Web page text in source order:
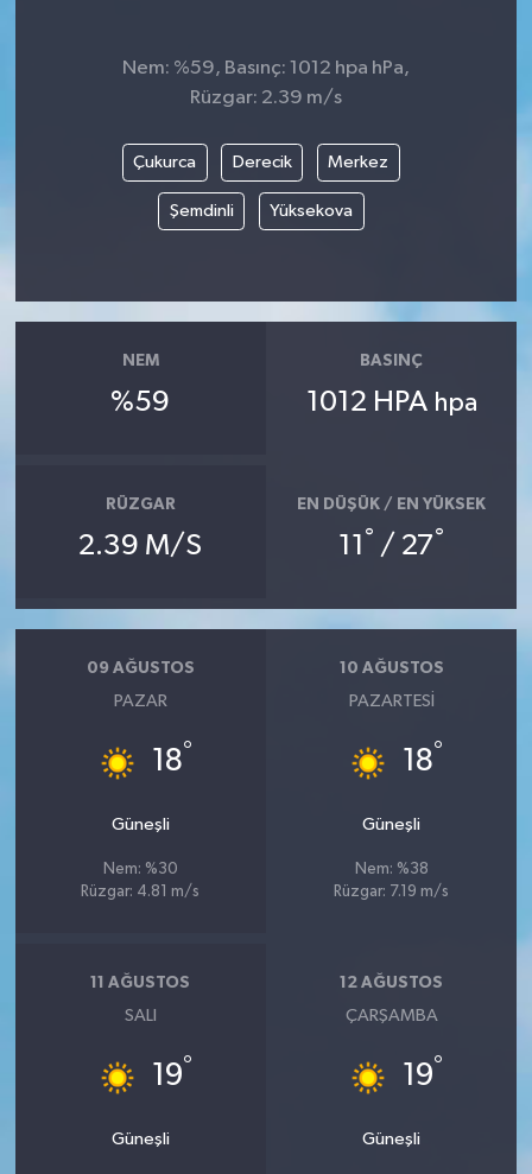
Nem: %59, Basınç: 1012 hpa hPa,
Rüzgar: 2.39 m/s
Çukurca Derecik Merkez
Şemdinli Yüksekova
NEM
%59
BASINÇ
1012 HPA hpa
RÜZGAR
2.39 M/S
EN DÜŞÜK / EN YÜKSEK
11 ° / 27°
09 AĞUSTOS
PAZAR
18°
Güneşli
Nem: %30
Rüzgar: 4.81 m/s
10 AĞUSTOS
PAZARTESI
18°
Güneşli
Nem: %38
Rüzgar: 7.19 m/s
11 AĞUSTOS
SALI
19°
Güneşli
12 AĞUSTOS
ÇARŞAMBA
19°
Güneşli